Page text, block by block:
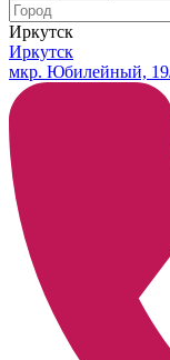
Иркутск
Иркутск
мкр. Юбилейный,